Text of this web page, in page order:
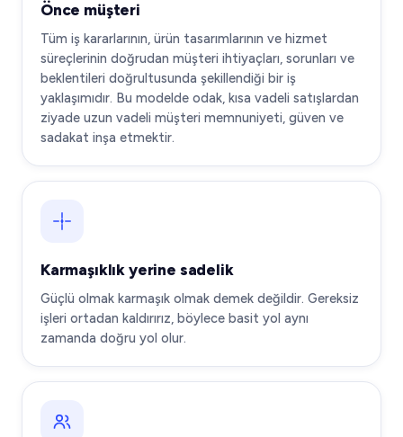
Önce müşteri
Tüm iş kararlarının, ürün tasarımlarının ve hizmet
süreçlerinin doğrudan müşteri ihtiyaçları, sorunları ve
beklentileri doğrultusunda şekillendiği bir iş
yaklaşımıdır. Bu modelde odak, kısa vadeli satışlardan
ziyade uzun vadeli müşteri memnuniyeti, güven ve
sadakat inşa etmektir.
Karmaşıklık yerine sadelik
Güçlü olmak karmaşık olmak demek değildir. Gereksiz
işleri ortadan kaldırırız, böylece basit yol aynı
zamanda doğru yol olur.